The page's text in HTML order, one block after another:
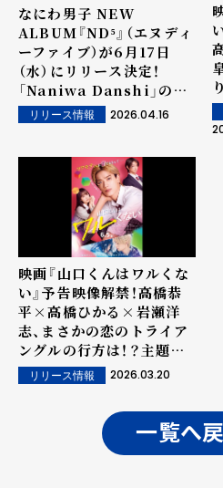
なにわ男子 NEW
ALBUM『ND⁵』（エヌディ
ーファイブ）が6月17日
（水）にリリース決定！
「Naniwa Danshi」の５
乗をタイトルに掲げた、煌
めき溢れるニューアルバ
を届ける 5 周年イヤーの
セレブレーション開幕と共
リリース情報 2026.04.16
映画『山口くんはワルくな
い』予告映像解禁！高橋恭
平×高橋ひかる×岩瀬洋
志、まさかの恋のトライア
ングルの行方は！？主題歌
＝なにわ男子の関西弁ラブ
ソングも初解禁！！
リリース情報 2026.03.20
一覧へ